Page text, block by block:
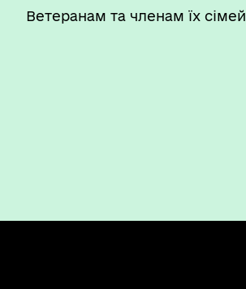
Ветеранам та членам їх сімей